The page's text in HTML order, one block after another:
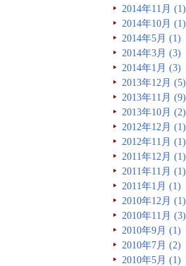
2014年11月 (1)
2014年10月 (1)
2014年5月 (1)
2014年3月 (3)
2014年1月 (3)
2013年12月 (5)
2013年11月 (9)
2013年10月 (2)
2012年12月 (1)
2012年11月 (1)
2011年12月 (1)
2011年11月 (1)
2011年1月 (1)
2010年12月 (1)
2010年11月 (3)
2010年9月 (1)
2010年7月 (2)
2010年5月 (1)